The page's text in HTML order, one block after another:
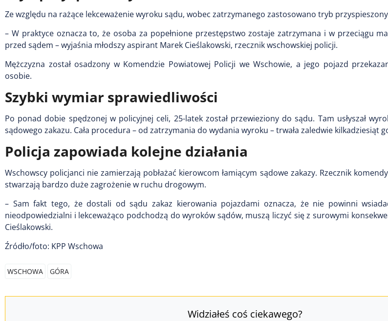
Ze względu na rażące lekceważenie wyroku sądu, wobec zatrzymanego zastosowano tryb
– W praktyce oznacza to, że osoba za popełnione przestępstwo zostaje zatrzymana i w przeciągu
przed sądem – wyjaśnia młodszy aspirant Marek Cieślakowski, rzecznik wschowskiej policji.
Mężczyzna został osadzony w Komendzie Powiatowej Policji we Wschowie, a jego pojazd
osobie.
Szybki wymiar sprawiedliwości
Po ponad dobie spędzonej w policyjnej celi, 25-latek został przewieziony do sądu. Tam usłyszał
sądowego zakazu. Cała procedura – od zatrzymania do wydania wyroku – trwała zaledwie kilkadziesiąt
Policja zapowiada kolejne działania
Wschowscy policjanci nie zamierzają pobłażać kierowcom łamiącym sądowe zakazy. Rzecznik
stwarzają bardzo duże zagrożenie w ruchu drogowym.
– Sam fakt tego, że dostali od sądu zakaz kierowania pojazdami oznacza, że nie powinni
nieodpowiedzialni i lekceważąco podchodzą do wyroków sądów, muszą liczyć się z surowymi
Cieślakowski.
Źródło/foto: KPP Wschowa
WSCHOWA GÓRA
Widziałeś coś ciekawego?